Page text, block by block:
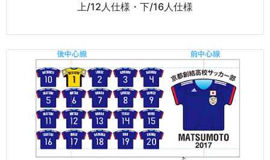
上/12人仕様・下/16人仕様